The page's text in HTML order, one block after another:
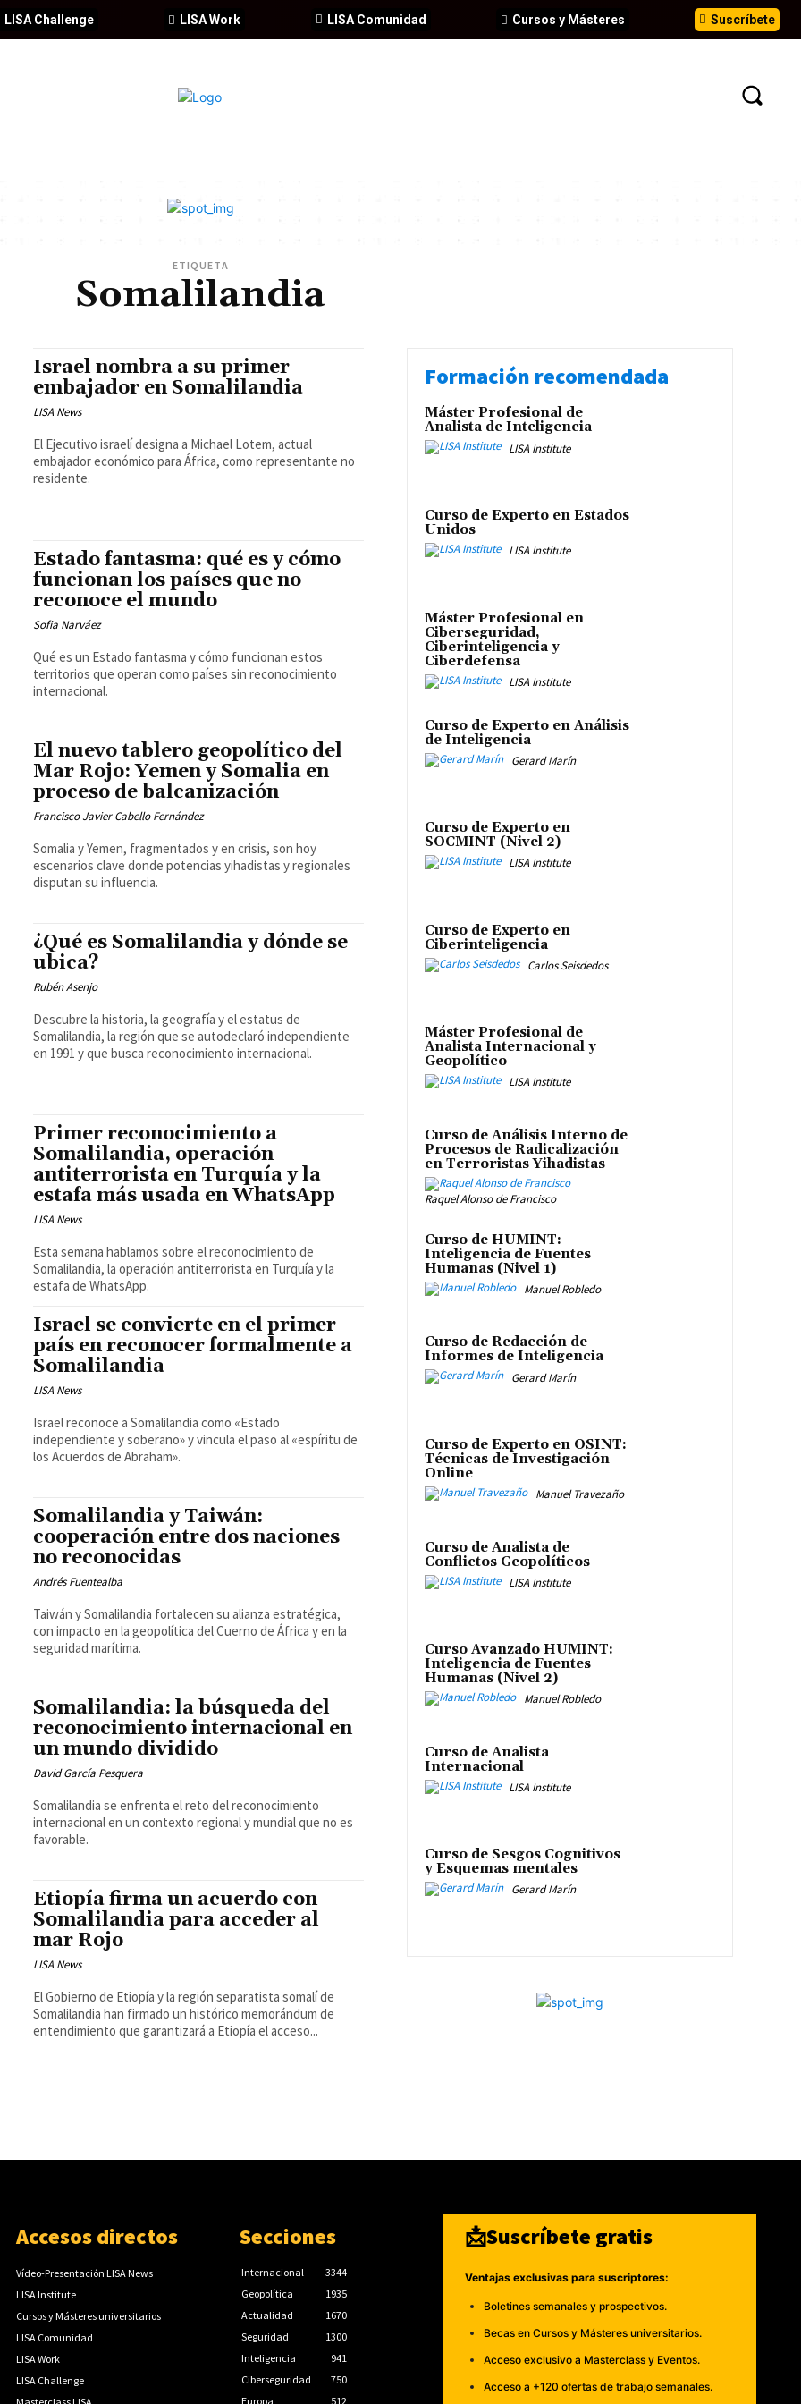
Suscríbete
Cursos y Másteres
LISA Comunidad
LISA Work
LISA Challenge
ETIQUETA
Somalilandia
Israel nombra a su primer
embajador en Somalilandia
LISA News
El Ejecutivo israelí designa a Michael Lotem, actual
embajador económico para África, como representante no
residente.
Estado fantasma: qué es y cómo
funcionan los países que no
reconoce el mundo
Sofia Narváez
Qué es un Estado fantasma y cómo funcionan estos
territorios que operan como países sin reconocimiento
internacional.
El nuevo tablero geopolítico del
Mar Rojo: Yemen y Somalia en
proceso de balcanización
Francisco Javier Cabello Fernández
Somalia y Yemen, fragmentados y en crisis, son hoy
escenarios clave donde potencias yihadistas y regionales
disputan su influencia.
¿Qué es Somalilandia y dónde se
ubica?
Rubén Asenjo
Descubre la historia, la geografía y el estatus de
Somalilandia, la región que se autodeclaró independiente
en 1991 y que busca reconocimiento internacional.
Primer reconocimiento a
Somalilandia, operación
antiterrorista en Turquía y la
estafa más usada en WhatsApp
LISA News
Esta semana hablamos sobre el reconocimiento de
Somalilandia, la operación antiterrorista en Turquía y la
estafa de WhatsApp.
Israel se convierte en el primer
país en reconocer formalmente a
Somalilandia
LISA News
Israel reconoce a Somalilandia como «Estado
independiente y soberano» y vincula el paso al «espíritu de
los Acuerdos de Abraham».
Somalilandia y Taiwán:
cooperación entre dos naciones
no reconocidas
Andrés Fuentealba
Taiwán y Somalilandia fortalecen su alianza estratégica,
con impacto en la geopolítica del Cuerno de África y en la
seguridad marítima.
Somalilandia: la búsqueda del
reconocimiento internacional en
un mundo dividido
David García Pesquera
Somalilandia se enfrenta el reto del reconocimiento
internacional en un contexto regional y mundial que no es
favorable.
Etiopía firma un acuerdo con
Somalilandia para acceder al
mar Rojo
LISA News
El Gobierno de Etiopía y la región separatista somalí de
Somalilandia han firmado un histórico memorándum de
entendimiento que garantizará a Etiopía el acceso...
Formación recomendada
Máster Profesional de
Analista de Inteligencia
LISA Institute
Curso de Experto en Estados
Unidos
LISA Institute
Máster Profesional en
Ciberseguridad,
Ciberinteligencia y
Ciberdefensa
LISA Institute
Curso de Experto en Análisis
de Inteligencia
Gerard Marín
Curso de Experto en
SOCMINT (Nivel 2)
LISA Institute
Curso de Experto en
Ciberinteligencia
Carlos Seisdedos
Máster Profesional de
Analista Internacional y
Geopolítico
LISA Institute
Curso de Análisis Interno de
Procesos de Radicalización
en Terroristas Yihadistas
Raquel Alonso de Francisco
Curso de HUMINT:
Inteligencia de Fuentes
Humanas (Nivel 1)
Manuel Robledo
Curso de Redacción de
Informes de Inteligencia
Gerard Marín
Curso de Experto en OSINT:
Técnicas de Investigación
Online
Manuel Travezaño
Curso de Analista de
Conflictos Geopolíticos
LISA Institute
Curso Avanzado HUMINT:
Inteligencia de Fuentes
Humanas (Nivel 2)
Manuel Robledo
Curso de Analista
Internacional
LISA Institute
Curso de Sesgos Cognitivos
y Esquemas mentales
Gerard Marín
Accesos directos
Vídeo-Presentación LISA News
LISA Institute
Cursos y Másteres universitarios
LISA Comunidad
LISA Work
LISA Challenge
Secciones
Internacional
3344
Geopolítica
1935
Actualidad
1670
Seguridad
1300
Inteligencia
941
Ciberseguridad
750
Europa
512
📩Suscríbete gratis
Ventajas exclusivas para suscriptores:
Boletines semanales y prospectivos.
Becas en Cursos y Másteres universitarios.
Acceso exclusivo a Masterclass y Eventos.
Acceso a +120 ofertas de trabajo semanales.